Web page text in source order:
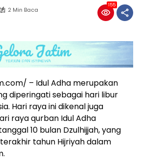
2 Min Baca
155
– Idul Adha merupakan
diperingati sebagai hari libur
Hari raya ini dikenal juga
raya qurban Idul Adha
10 bulan Dzulhijjah, yang
tahun Hijriyah dalam